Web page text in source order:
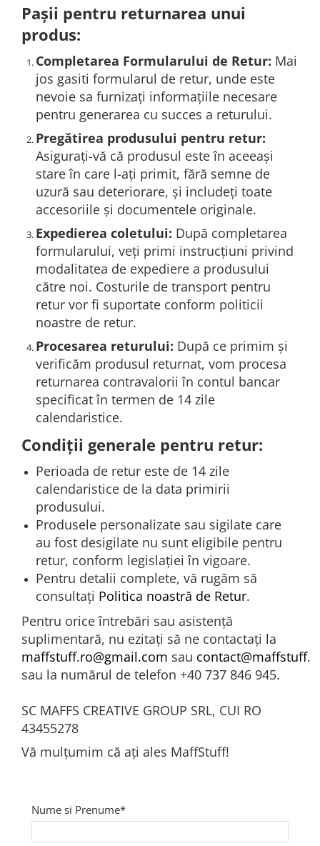
Stickere Copii
Stickere Florale
Stickere Pentru Usi
Unelte - Accesorii DIY
Markere Corectoare - Retuș
Mobilier
Pașii pentru returnarea unui
produs:
Completarea Formularului de Retur: Mai
jos gasiti formularul de retur, unde este
nevoie sa furnizați informațiile necesare
pentru generarea cu succes a returului.
Pregătirea produsului pentru retur:
Asigurați-vă că produsul este în aceeași
stare în care l-ați primit, fără semne de
uzură sau deteriorare, și includeți toate
accesoriile și documentele originale.
Expedierea coletului: După completarea
formularului, veți primi instrucțiuni privind
modalitatea de expediere a produsului
către noi. Costurile de transport pentru
retur vor fi suportate conform politicii
noastre de retur.
Procesarea returului: După ce primim și
verificăm produsul returnat, vom procesa
returnarea contravalorii în contul bancar
specificat în termen de 14 zile
calendaristice.
Condiții generale pentru retur:
Perioada de retur este de 14 zile
calendaristice de la data primirii
produsului.
Produsele personalizate sau sigilate care
au fost desigilate nu sunt eligibile pentru
retur, conform legislației în vigoare.
Pentru detalii complete, vă rugăm să
consultați Politica noastră de Retur.
Pentru orice întrebări sau asistență
suplimentară, nu ezitați să ne contactați la
maffstuff.ro@gmail.com sau
sau la numărul de telefon +40 737 846 945.
SC MAFFS CREATIVE GROUP SRL, CUI RO
43455278
Vă mulțumim că ați ales MaffStuff!
Nume si Prenume*